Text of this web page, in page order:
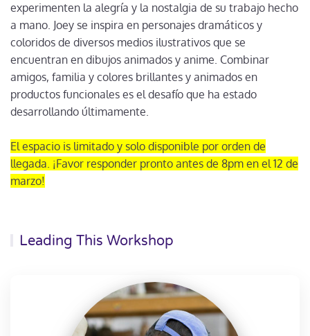
experimenten la alegría y la nostalgia de su trabajo hecho
a mano. Joey se inspira en personajes dramáticos y
coloridos de diversos medios ilustrativos que se
encuentran en dibujos animados y anime. Combinar
amigos, familia y colores brillantes y animados en
productos funcionales es el desafío que ha estado
desarrollando últimamente.
El espacio is limitado y solo disponible por orden de
llegada. ¡Favor responder pronto antes de 8pm en el 12 de
marzo!
Leading This Workshop